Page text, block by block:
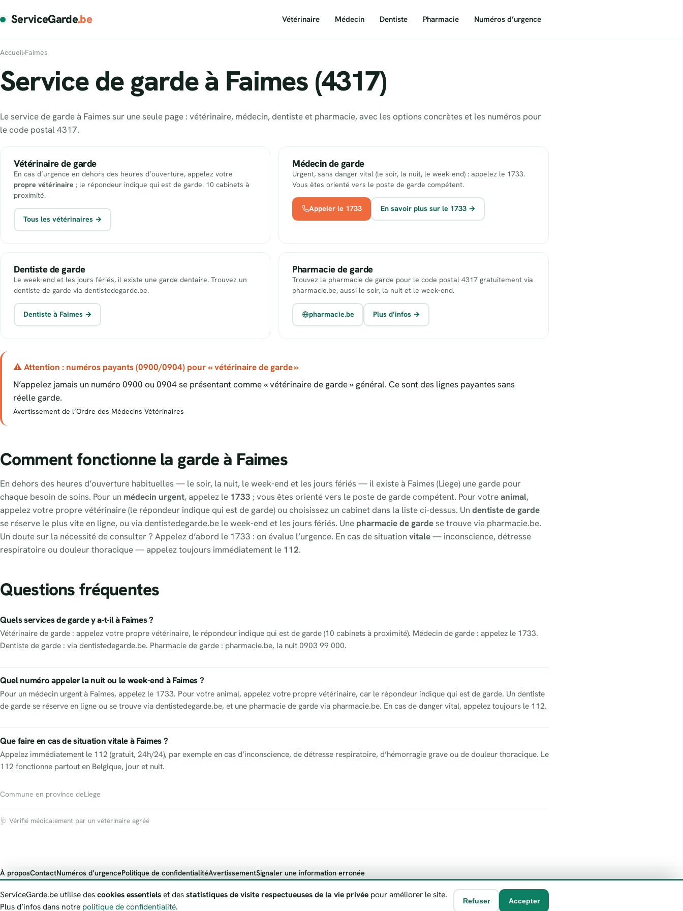
ServiceGarde.be Vétérinaire Médecin Dentiste Pharmacie Numéros d’urgence
Accueil›Faimes
Service de garde à Faimes (4317)
Le service de garde à Faimes sur une seule page : vétérinaire, médecin, dentiste et pharmacie, avec les options concrètes et les numéros pour
le code postal 4317.
Vétérinaire de garde
En cas d’urgence en dehors des heures d’ouverture, appelez votre
propre vétérinaire ; le répondeur indique qui est de garde. 10 cabinets à
proximité.
Tous les vétérinaires →
Médecin de garde
Urgent, sans danger vital (le soir, la nuit, le week-end) : appelez le 1733.
Vous êtes orienté vers le poste de garde compétent.
Appeler le 1733 En savoir plus sur le 1733 →
Dentiste de garde
Le week-end et les jours fériés, il existe une garde dentaire. Trouvez un
dentiste de garde via dentistedegarde.be.
Dentiste à Faimes →
Pharmacie de garde
Trouvez la pharmacie de garde pour le code postal 4317 gratuitement via
pharmacie.be, aussi le soir, la nuit et le week-end.
pharmacie.be Plus d’infos →
⚠ Attention : numéros payants (0900/0904) pour « vétérinaire de garde »
N’appelez jamais un numéro 0900 ou 0904 se présentant comme « vétérinaire de garde » général. Ce sont des lignes payantes sans
réelle garde.
Avertissement de l’Ordre des Médecins Vétérinaires
Comment fonctionne la garde à Faimes
En dehors des heures d’ouverture habituelles — le soir, la nuit, le week-end et les jours fériés — il existe à Faimes (Liege) une garde pour
chaque besoin de soins. Pour un médecin urgent, appelez le 1733 ; vous êtes orienté vers le poste de garde compétent. Pour votreanimal,
appelez votre propre vétérinaire (le répondeur indique qui est de garde) ou choisissez un cabinet dans la liste ci-dessus. Undentiste de garde
se réserve le plus vite en ligne, ou via dentistedegarde.be le week-end et les jours fériés. Une pharmacie de gardese trouve via pharmacie.be.
Un doute sur la nécessité de consulter ? Appelez d’abord le 1733 : on évalue l’urgence. En cas de situationvitale— inconscience, détresse
respiratoire ou douleur thoracique — appelez toujours immédiatement le 112.
Questions fréquentes
Quels services de garde y a-t-il à Faimes ?
Vétérinaire de garde : appelez votre propre vétérinaire, le répondeur indique qui est de garde (10 cabinets à proximité). Médecin de garde : appelez le 1733.
Dentiste de garde : via dentistedegarde.be. Pharmacie de garde : pharmacie.be, la nuit 0903 99 000.
Quel numéro appeler la nuit ou le week-end à Faimes ?
Pour un médecin urgent à Faimes, appelez le 1733. Pour votre animal, appelez votre propre vétérinaire, car le répondeur indique qui est de garde. Un dentiste
de garde se réserve en ligne ou se trouve via dentistedegarde.be, et une pharmacie de garde via pharmacie.be. En cas de danger vital, appelez toujours le 112.
Que faire en cas de situation vitale à Faimes ?
Appelez immédiatement le 112 (gratuit, 24h/24), par exemple en cas d’inconscience, de détresse respiratoire, d’hémorragie grave ou de douleur thoracique. Le
112 fonctionne partout en Belgique, jour et nuit.
Commune en province deLiege
🩺 Vérifié médicalement par un vétérinaire agréé
À proposContactNuméros d’urgencePolitique de confidentialitéAvertissementSignaler une information erronée
ServiceGarde.be présente des informations publiques de garde à titre indicatif. En cas de danger vital, appelez toujours le 112.
© 2026 ServiceGarde.be
ServiceGarde.be utilise descookies essentielset desstatistiques de visite respectueuses de la vie privée pour améliorer le site.
Plus d’infos dans notre politique de confidentialité.
Refuser Accepter